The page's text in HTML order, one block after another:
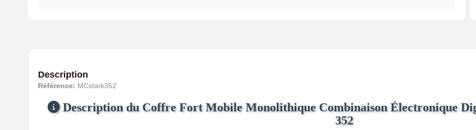
Description
Référence: MCstark352
Description du Coffre Fort Mobile Monolithique Combinaison Électronique
352